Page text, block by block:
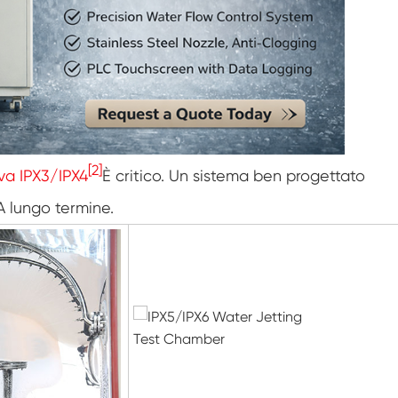
Armadio a bassa temperatura costante
Congelare la camera di scongelamento
Camera di prova antideflagrante
Camera di prova del congelamento
dell'umidità
Camera climatica PV
Camera di prova di laboratorio
Camera di prova per moduli fotovoltaici
Camera di prova fotovoltaica
Camera ambientale fotovoltaica
IPX3/IPX4[2]È critico. Un sistema ben progettato
lungo termine.